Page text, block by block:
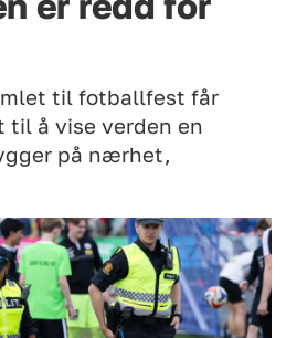
til fotballfest får
å vise verden en
på nærhet,